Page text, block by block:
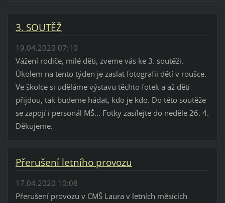
3. SOUTĚŽ
19.04.2020 07:10
Vážení rodiče, milé děti, zveme vás ke 3. soutěži.
Úkolem na tento týden je zaslat fotografii dětí v roušce.
Ve školce si uděláme výstavu těchto fotek a až děti
přijdou, tak budeme hádat, kdo je kdo. Do této soutěže
se zapojí i personál MŠ... Fotky zasílejte do neděle 26. 4.
Děkujeme.
Přerušení letního provozu
17.04.2020 10:08
Přerušení provozu v CMŠ Laura v letních měsících